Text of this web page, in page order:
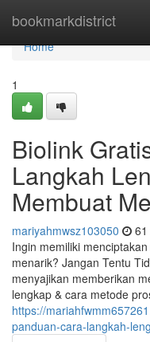
bookmarkdistrict
Home
Home
1
Biolink
Langkah
Membuat
mariyahmwsz103050
Ingin memiliki
menarik? Jangan Tentu
menyajikan memberikan
lengkap & cara metode
https://
panduan-cara-langkah-